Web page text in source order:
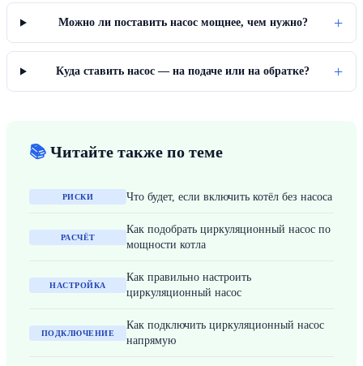
Можно ли поставить насос мощнее, чем нужно? +
Куда ставить насос — на подаче или на обратке? +
📚 Читайте также по теме
РИСКИ Что будет, если включить котёл без насоса
РАСЧЁТ
Как подобрать циркуляционный насос по
мощности котла
НАСТРОЙКА
Как правильно настроить
циркуляционный насос
ПОДКЛЮЧЕНИЕ
Как подключить циркуляционный насос
напрямую